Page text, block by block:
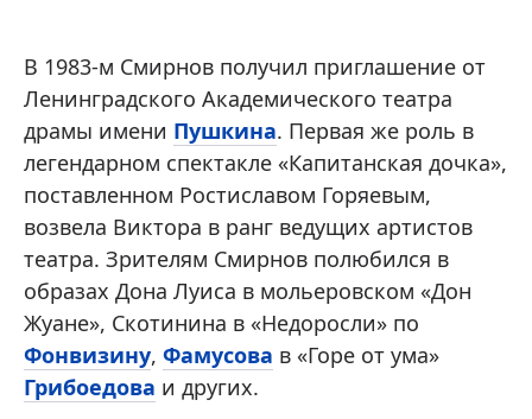
В 1983-м Смирнов получил приглашение от
Ленинградского Академического театра
драмы имени Пушкина. Первая же роль в
легендарном спектакле «Капитанская дочка»,
поставленном Ростиславом Горяевым,
возвела Виктора в ранг ведущих артистов
театра. Зрителям Смирнов полюбился в
образах Дона Луиса в мольеровском «Дон
Жуане», Скотинина в «Недоросли» по
Фонвизину, Фамусова в «Горе от ума»
Грибоедова и других.